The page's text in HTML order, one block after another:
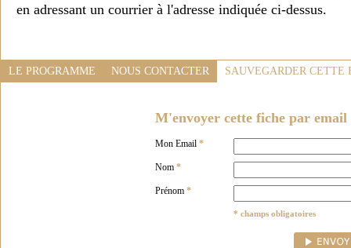
en adressant un courrier à l'adresse indiquée ci-dessus.
LE PROGRAMME NOUS CONTACTER SAUVEGARDER CETTE
M'envoyer cette fiche par email
Mon Email *
Nom *
Prénom *
* champs obligatoires